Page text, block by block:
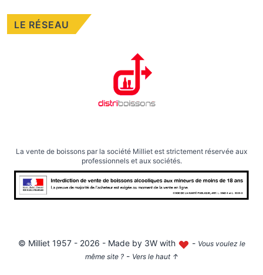
LE RÉSEAU
La vente de boissons par la société Milliet est strictement réservée aux
professionnels et aux sociétés.
© Milliet1957 - 2026 - Made by 3W with - Vous voulez le
même site ?- Vers le haut ↑